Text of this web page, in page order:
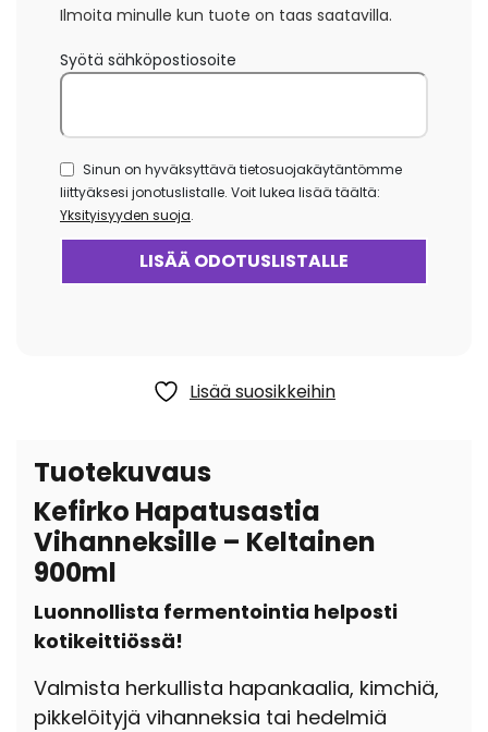
Ilmoita minulle kun tuote on taas saatavilla.
Syötä sähköpostiosoite
Sinun on hyväksyttävä tietosuojakäytäntömme
liittyäksesi jonotuslistalle. Voit lukea lisää täältä:
Yksityisyyden suoja.
Lisää suosikkeihin
Tuotekuvaus
Kefirko Hapatusastia
Vihanneksille – Keltainen
900ml
Luonnollista fermentointia helposti
kotikeittiössä!
Valmista herkullista hapankaalia, kimchiä,
pikkelöityjä vihanneksia tai hedelmiä